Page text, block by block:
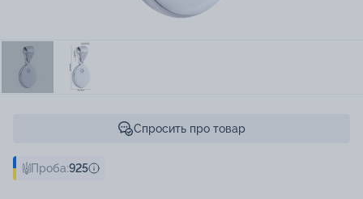
Спросить про товар
Проба:925